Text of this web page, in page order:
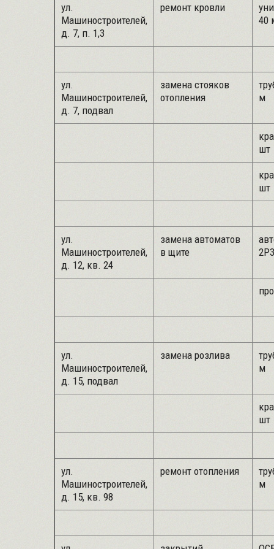
ул.
Машиностроителей,
д. 7, п. 1,3
ремонт кровли
40
ул.
Машиностроителей,
д. 7, подвал
замена стояков
отопления
м
шт
шт
ул.
Машиностроителей,
д. 12, кв. 24
замена автоматов
в щите
ул.
Машиностроителей,
д. 15, подвал
замена розлива
м
шт
ул.
Машиностроителей,
д. 15, кв. 98
ремонт отопления
м